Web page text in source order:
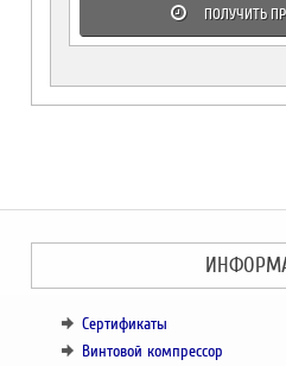
ПОЛУЧИТЬ
Сертификаты
Винтовой компрессор